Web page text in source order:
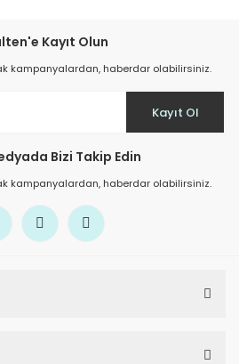
Kayıt Olun
kampanyalardan, haberdar olabilirsiniz.
Kayıt Ol
Bizi Takip Edin
kampanyalardan, haberdar olabilirsiniz.